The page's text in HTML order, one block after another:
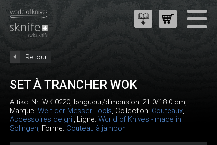
Retour
SET À TRANCHER WOK
Artikel-Nr: WK-0220, longueur/dimension: 21.0/18.0 cm,
Marque: Welt der Messer Tools, Collection: Couteaux,
Accessoires de gril, Ligne: World of Knives - made in
Solingen, Forme: Couteau à jambon